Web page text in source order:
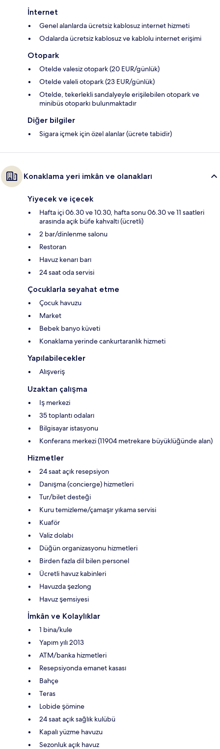
İnternet
Genel alanlarda ücretsiz kablosuz internet hizmeti
Odalarda ücretsiz kablosuz ve kablolu internet erişimi
Otopark
Otelde valesiz otopark (20 EUR/günlük)
Otelde valeli otopark (23 EUR/günlük)
Otelde, tekerlekli sandalyeyle erişilebilen otopark ve
minibüs otoparkı bulunmaktadır
Diğer bilgiler
Sigara içmek için özel alanlar (ücrete tabidir)
Konaklama yeri imkân ve olanakları
Yiyecek ve içecek
Hafta içi 06.30 ve 10.30, hafta sonu 06.30 ve 11 saatleri
arasında açık büfe kahvaltı (ücretli)
2 bar/dinlenme salonu
Restoran
Havuz kenarı barı
24 saat oda servisi
Çocuklarla seyahat etme
Çocuk havuzu
Market
Bebek banyo küveti
Konaklama yerinde cankurtaranlık hizmeti
Yapılabilecekler
Alışveriş
Uzaktan çalışma
Iş merkezi
35 toplantı odaları
Bilgisayar istasyonu
Konferans merkezi (11904 metrekare büyüklüğünde alan)
Hizmetler
24 saat açık resepsiyon
Danışma (concierge) hizmetleri
Tur/bilet desteği
Kuru temizleme/çamaşır yıkama servisi
Kuaför
Valiz dolabı
Düğün organizasyonu hizmetleri
Birden fazla dil bilen personel
Ücretli havuz kabinleri
Havuzda şezlong
Havuz şemsiyesi
İmkân ve Kolaylıklar
1 bina/kule
Yapım yılı 2013
ATM/banka hizmetleri
Resepsiyonda emanet kasası
Bahçe
Teras
Lobide şömine
24 saat açık sağlık kulübü
Kapalı yüzme havuzu
Sezonluk açık havuz